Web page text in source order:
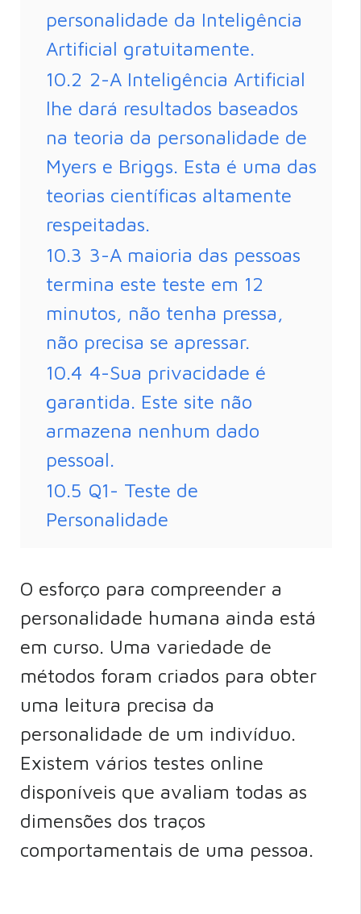
personalidade da Inteligência
Artificial gratuitamente.
10.2 2-A Inteligência Artificial
lhe dará resultados baseados
na teoria da personalidade de
Myers e Briggs. Esta é uma das
teorias científicas altamente
respeitadas.
10.3 3-A maioria das pessoas
termina este teste em 12
minutos, não tenha pressa,
não precisa se apressar.
10.4 4-Sua privacidade é
garantida. Este site não
armazena nenhum dado
pessoal.
10.5 Q1- Teste de
Personalidade
O esforço para compreender a
personalidade humana ainda está
em curso. Uma variedade de
métodos foram criados para obter
uma leitura precisa da
personalidade de um indivíduo.
Existem vários testes online
disponíveis que avaliam todas as
dimensões dos traços
comportamentais de uma pessoa.